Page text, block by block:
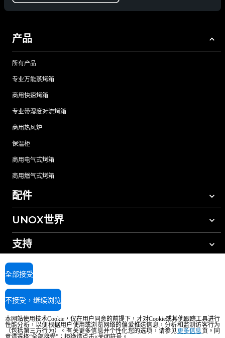
产品
所有产品
专业万能蒸烤箱
商用快速烤箱
专业带湿度对流烤箱
商用热风炉
保温柜
商用电气式烤箱
商用燃气式烤箱
配件
所有配件
手动清洗清洁剂
树脂过滤水处理
反渗透水处理
UNOX世界
我们在全球的办事处
支持
UNOX质保
查找经销商
查找服务中心
版权所有2026 UNOX SpA保留所有权利。Reg.Imp.Padova n°04230750285 -
REA Padova 372835 - Cap.Soc.5.000.000€iv - 增值税/税号04230750285 - IT
AI Content Disclaimer
本网站使用技术Cookie，仅在用户同意的前提下，才对Cookie或其他跟踪工具进行
性能分析，以便根据用户使用或浏览网络的偏爱推送信息，分析和监测访客行为
（包括第三方行为）。有关更多信息并个性化您的选项，请参见更多信息 页。同
全部接受
不接受，继续浏览